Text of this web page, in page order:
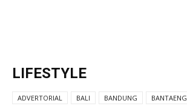
LIFESTYLE
ADVERTORIAL BALI BANDUNG BANTAENG